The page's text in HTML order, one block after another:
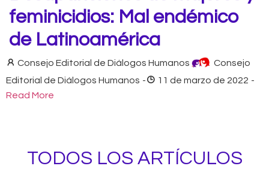
feminicidios: Mal endémico
de Latinoamérica
Consejo Editorial de Diálogos Humanos
Consejo
Editorial de Diálogos Humanos - 11 de marzo de 2022 -
Read More
TODOS LOS ARTÍCULOS